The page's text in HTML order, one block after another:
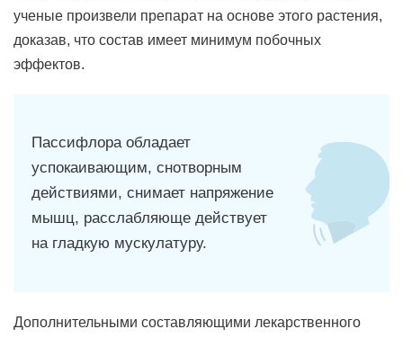
ученые произвели препарат на основе этого растения,
доказав, что состав имеет минимум побочных
эффектов.
Пассифлора обладает
успокаивающим, снотворным
действиями, снимает напряжение
мышц, расслабляюще действует
на гладкую мускулатуру.
Дополнительными составляющими лекарственного